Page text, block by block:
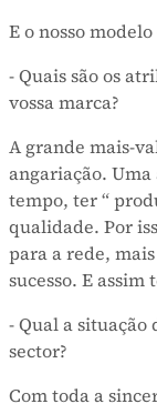
E o nosso
- Quais são os
vossa marca?
A grande mais-
angariação.
tempo, ter “
qualidade. Por
para a rede,
sucesso. E assim
- Qual a situação
sector?
Com toda a